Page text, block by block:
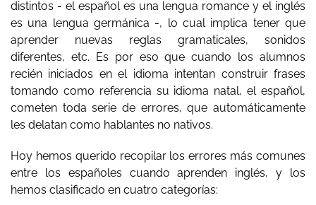
distintos - el español es una lengua romance y el inglés
es una lengua germánica -, lo cual implica tener que
aprender nuevas reglas gramaticales, sonidos
diferentes, etc. Es por eso que cuando los alumnos
recién iniciados en el idioma intentan construir frases
tomando como referencia su idioma natal, el español,
cometen toda serie de errores, que automáticamente
les delatan como hablantes no nativos.
Hoy hemos querido recopilar los errores más comunes
entre los españoles cuando aprenden inglés, y los
hemos clasificado en cuatro categorías: